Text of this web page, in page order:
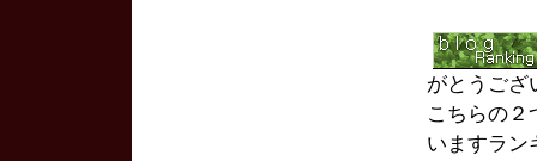
がとうござ
こちらの２
いますラン